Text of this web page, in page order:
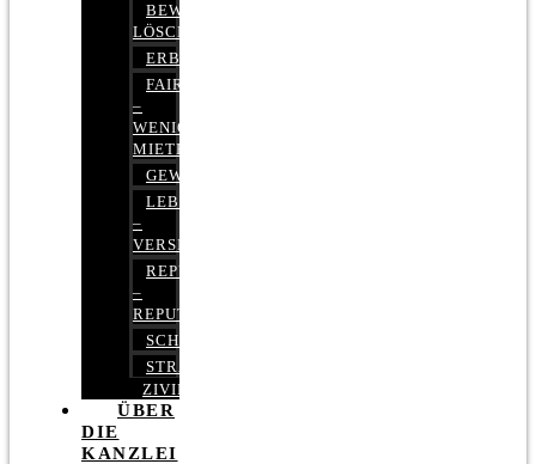
BEWERTUNGEN
LÖSCHEN
ERBRECHT
FAIRMIETEN
–
WENIGER
MIETE
GEWERBERECHT
LEBENSVERSICHERUNG
–
VERSICHERUNGSRECHT
REPUTATIONSRECHT
–
REPUTATIONSMANAGEMENT
SCHUFARECHT
STRAFRECHT
ZIVILRECHT
ÜBER
DIE
KANZLEI